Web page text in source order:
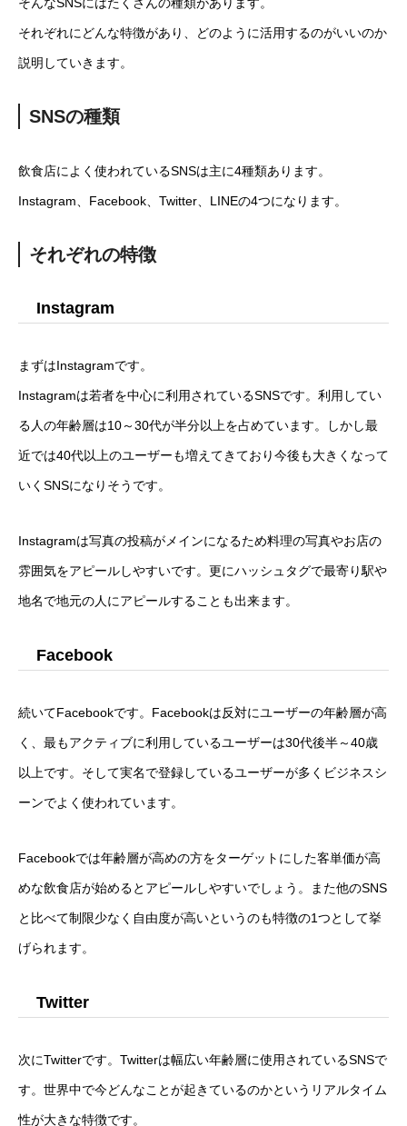
それぞれにどんな特徴があり、どのように活用するのがいいのか
説明していきます。
SNSの種類
飲食店によく使われているSNSは主に4種類あります。
Instagram、Facebook、Twitter、LINEの4つになります。
それぞれの特徴
Instagram
まずはInstagramです。
Instagramは若者を中心に利用されているSNSです。利用してい
る人の年齢層は10～30代が半分以上を占めています。しかし最
近では40代以上のユーザーも増えてきており今後も大きくなって
いくSNSになりそうです。
Instagramは写真の投稿がメインになるため料理の写真やお店の
雰囲気をアピールしやすいです。更にハッシュタグで最寄り駅や
地名で地元の人にアピールすることも出来ます。
Facebook
続いてFacebookです。Facebookは反対にユーザーの年齢層が高
く、最もアクティブに利用しているユーザーは30代後半～40歳
以上です。そして実名で登録しているユーザーが多くビジネスシ
ーンでよく使われています。
Facebookでは年齢層が高めの方をターゲットにした客単価が高
めな飲食店が始めるとアピールしやすいでしょう。また他のSNS
と比べて制限少なく自由度が高いというのも特徴の1つとして挙
げられます。
Twitter
次にTwitterです。Twitterは幅広い年齢層に使用されているSNSで
す。世界中で今どんなことが起きているのかというリアルタイム
性が大きな特徴です。